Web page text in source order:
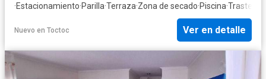
·Estacionamiento·Parilla·Terraza·Zona de secado·Piscina·Trastero
Nuevo en Toctoc Ver en detalle